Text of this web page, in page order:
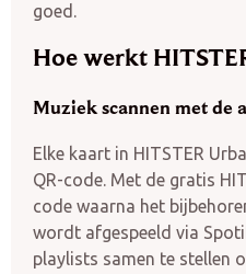
goed.
Hoe werkt
Muziek scannen met de
Elke kaart in HITSTER
QR-code. Met de gratis
code waarna het
wordt afgespeeld via
playlists samen te stellen